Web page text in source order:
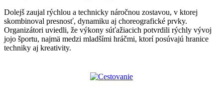
Dolejš zaujal rýchlou a technicky náročnou zostavou, v ktorej
skombinoval presnosť, dynamiku aj choreografické prvky.
Organizátori uviedli, že výkony súťažiacich potvrdili rýchly vývoj
jojo športu, najmä medzi mladšími hráčmi, ktorí posúvajú hranice
techniky aj kreativity.